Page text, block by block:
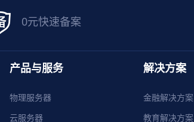
0元快速备案
产品与服务
物理服务器
云服务器
解决方案
金融解决方案
教育解决方案